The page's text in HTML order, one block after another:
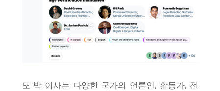
또 박 이사는 다양한 국가의 언론인, 활동가, 전